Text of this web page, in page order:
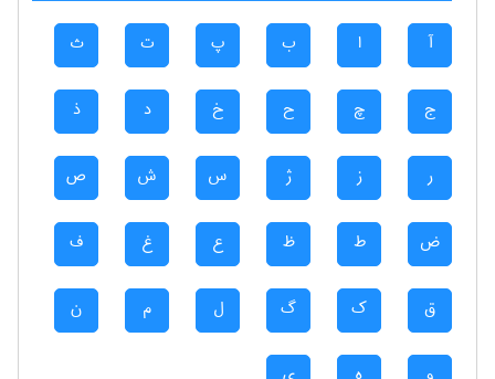
آ ا ب پ ت ث
ج چ ح خ د ذ
ر ز ژ س ش ص
ض ط ظ ع غ ف
ق ک گ ل م ن